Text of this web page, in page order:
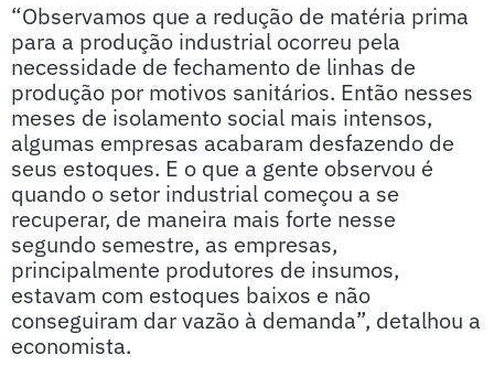
“Observamos que a redução de matéria prima
para a produção industrial ocorreu pela
necessidade de fechamento de linhas de
produção por motivos sanitários. Então nesses
meses de isolamento social mais intensos,
algumas empresas acabaram desfazendo de
seus estoques. E o que a gente observou é
quando o setor industrial começou a se
recuperar, de maneira mais forte nesse
segundo semestre, as empresas,
principalmente produtores de insumos,
estavam com estoques baixos e não
conseguiram dar vazão à demanda”, detalhou a
economista.